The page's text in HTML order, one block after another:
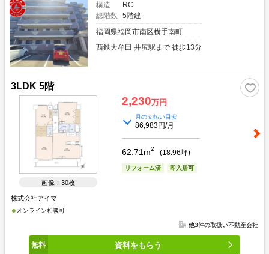
構造
RC
総階数
5階建
福岡県福岡市南区横手南町
西鉄大牟田 井尻駅まで 徒歩13分
3LDK 5階
画像：30枚
2,230万円
月の支払い目安
86,983円/月
62.71m2 (18.96坪)
リフォーム済 即入居可
株式会社アイマ
オンライン相談可
他3件の取扱い不動産会社
資料をもらう